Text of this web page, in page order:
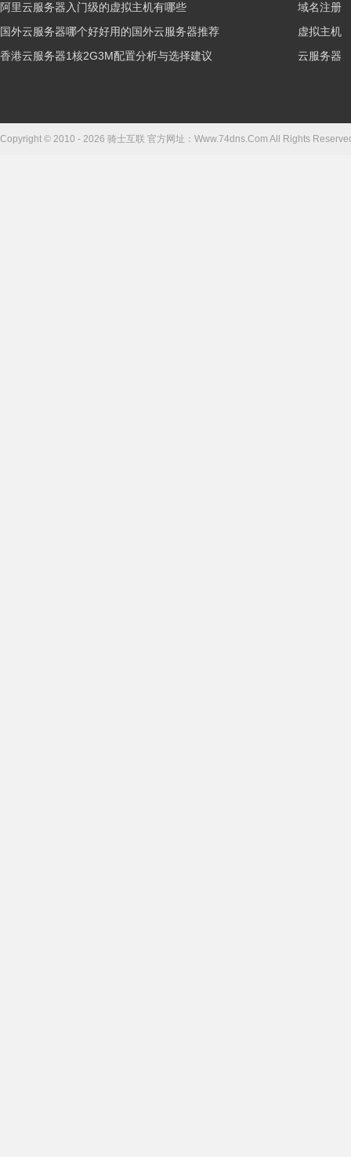
阿里云服务器入门级的虚拟主机有哪些
国外云服务器哪个好好用的国外云服务器推荐
香港云服务器1核2G3M配置分析与选择建议
域名注册
虚拟主机
云服务器
Copyright © 2010 - 2026 骑士互联 官方网址：Www.74dns.Com All Rights